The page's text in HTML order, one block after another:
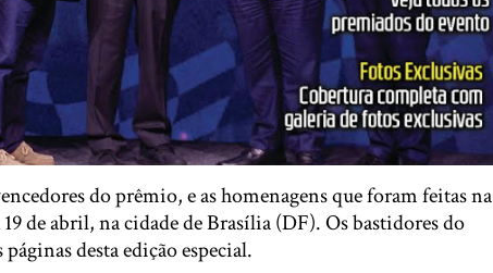
do prêmio, e as homenagens que foram feitas na
de abril, na cidade de Brasília (DF). Os bastidores do
desta edição especial.